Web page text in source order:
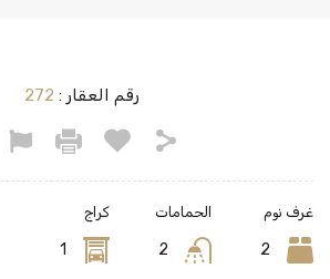
رقم العقار : 272
غرف نوم
2
الحمامات
2
كراج
1